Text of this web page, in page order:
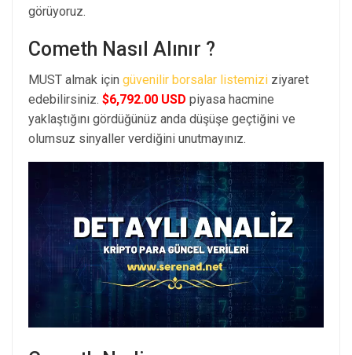
görüyoruz.
Cometh Nasıl Alınır ?
MUST almak için güvenilir borsalar listemizi ziyaret
edebilirsiniz. $6,792.00 USD piyasa hacmine
yaklaştığını gördüğünüz anda düşüşe geçtiğini ve
olumsuz sinyaller verdiğini unutmayınız.